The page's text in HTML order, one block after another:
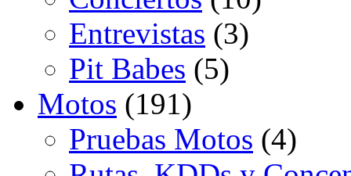
Entrevistas (3)
Pit Babes (5)
Motos (191)
Pruebas Motos (4)